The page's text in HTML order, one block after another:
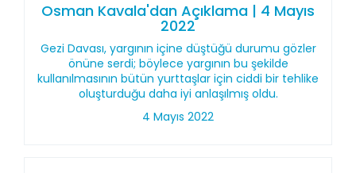
Osman Kavala'dan Açıklama | 4 Mayıs
2022
Gezi Davası, yargının içine düştüğü durumu gözler
önüne serdi; böylece yargının bu şekilde
kullanılmasının bütün yurttaşlar için ciddi bir tehlike
oluşturduğu daha iyi anlaşılmış oldu.
4 Mayıs 2022